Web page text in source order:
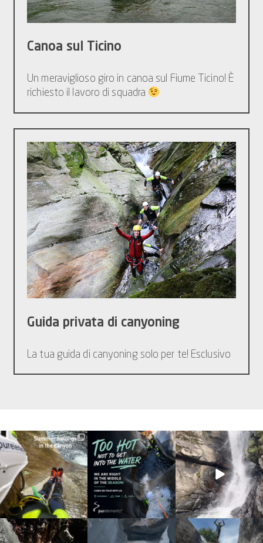
Canoa sul Ticino
Un meraviglioso giro in canoa sul Fiume Ticino! È
richiesto il lavoro di squadra
Guida privata di canyoning
La tua guida di canyoning solo per te! Esclusivo
discover_purelements
Giu 30
23 3
discover_purelements
Giu 28
29 0
discover_purelements
Set 9
31 0
discover_purelements
Set 4
discover_purelements
Ago 25
discover_purelements
Ago 7